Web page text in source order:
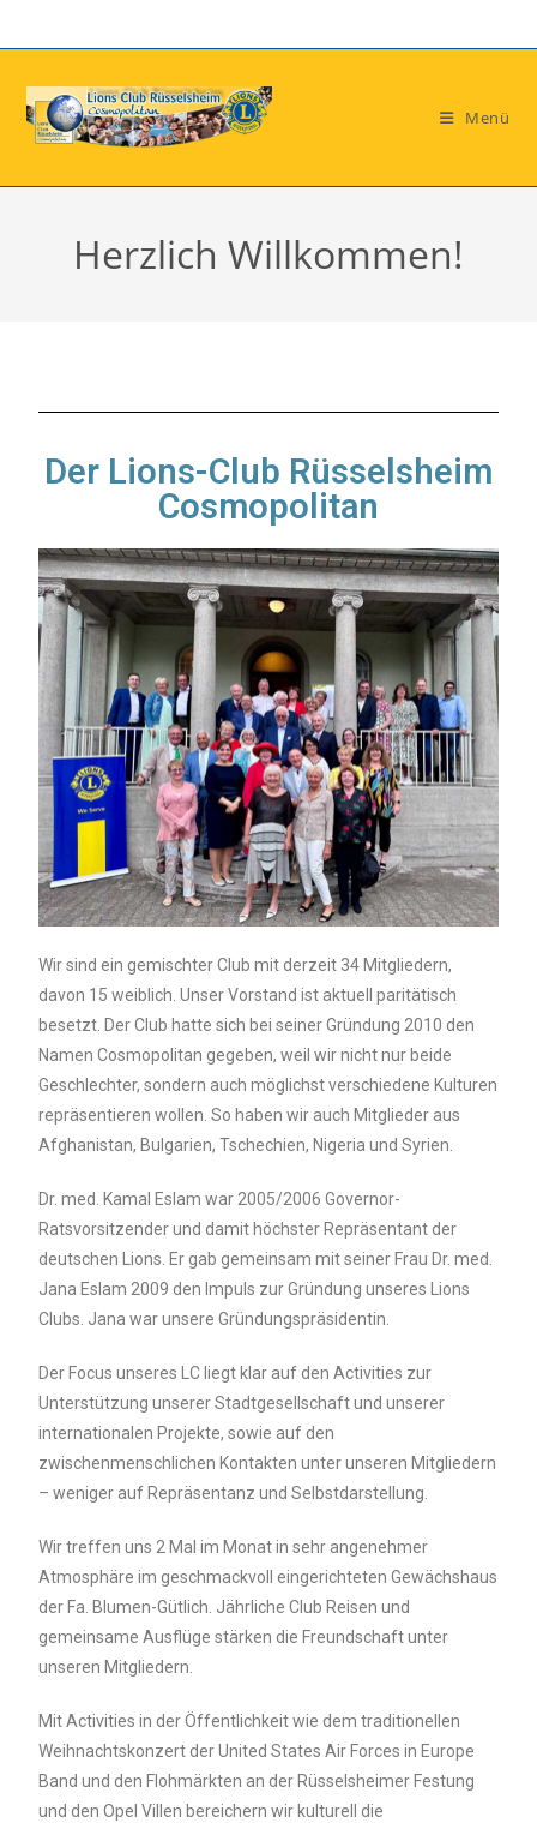
Menü
Herzlich Willkommen!
Der Lions-Club Rüsselsheim
Cosmopolitan
Wir sind ein gemischter Club mit derzeit 34 Mitgliedern,
davon 15 weiblich. Unser Vorstand ist aktuell paritätisch
besetzt. Der Club hatte sich bei seiner Gründung 2010 den
Namen Cosmopolitan gegeben, weil wir nicht nur beide
Geschlechter, sondern auch möglichst verschiedene Kulturen
repräsentieren wollen. So haben wir auch Mitglieder aus
Afghanistan, Bulgarien, Tschechien, Nigeria und Syrien.
Dr. med. Kamal Eslam war 2005/2006 Governor-
Ratsvorsitzender und damit höchster Repräsentant der
deutschen Lions. Er gab gemeinsam mit seiner Frau Dr. med.
Jana Eslam 2009 den Impuls zur Gründung unseres Lions
Clubs. Jana war unsere Gründungspräsidentin.
Der Focus unseres LC liegt klar auf den Activities zur
Unterstützung unserer Stadtgesellschaft und unserer
internationalen Projekte, sowie auf den
zwischenmenschlichen Kontakten unter unseren Mitgliedern
– weniger auf Repräsentanz und Selbstdarstellung.
Wir treffen uns 2 Mal im Monat in sehr angenehmer
Atmosphäre im geschmackvoll eingerichteten Gewächshaus
der Fa. Blumen-Gütlich. Jährliche Club Reisen und
gemeinsame Ausflüge stärken die Freundschaft unter
unseren Mitgliedern.
Mit Activities in der Öffentlichkeit wie dem traditionellen
Weihnachtskonzert der United States Air Forces in Europe
Band und den Flohmärkten an der Rüsselsheimer Festung
und den Opel Villen bereichern wir kulturell die